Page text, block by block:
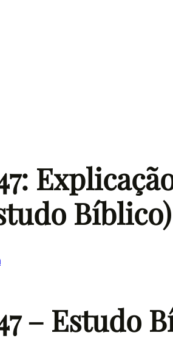
Bíblico)
– Estudo